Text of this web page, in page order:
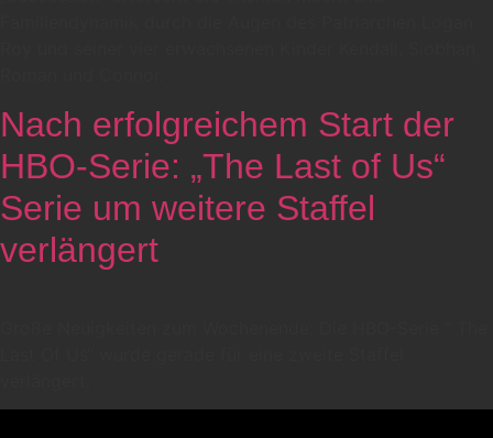
Nach erfolgreichem Start der
HBO-Serie: „The Last of Us“
Serie um weitere Staffel
verlängert